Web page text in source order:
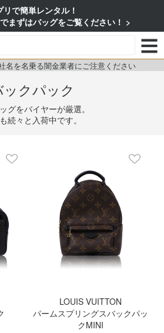
リで簡単レンタル！
まずはバッグをご覧ください！
名を名乗る闇金業者にご注意ください
クパック
グをバイヤーが厳選。
続々と入荷中です。
LOUIS VUITTON
パームスプリングスバックパッ
クMINI